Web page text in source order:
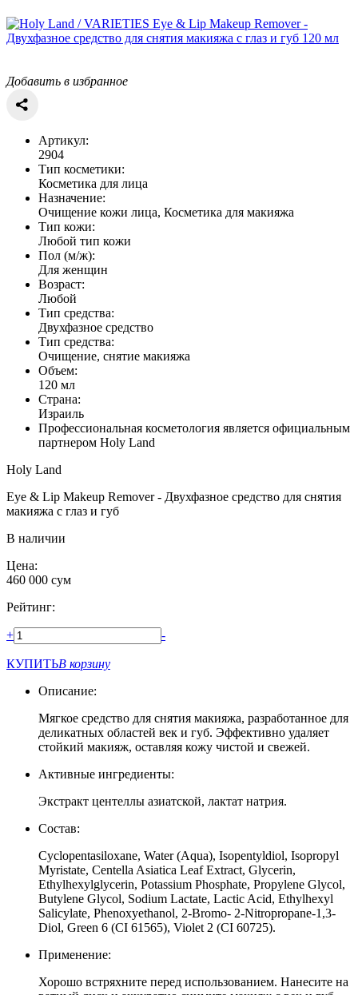
Добавить в избранное
Артикул:
2904
Тип косметики:
Косметика для лица
Назначение:
Очищение кожи лица, Косметика для макияжа
Тип кожи:
Любой тип кожи
Пол (м/ж):
Для женщин
Возраст:
Любой
Тип средства:
Двухфазное средство
Тип средства:
Очищение, снятие макияжа
Объем:
120 мл
Страна:
Израиль
Профессиональная косметология является официальным
партнером Holy Land
Holy Land
Eye & Lip Makeup Remover - Двухфазное средство для снятия
макияжа с глаз и губ
В наличии
Цена:
460 000 сум
Рейтинг:
+ -
КУПИТЬВ корзину
Описание:
Мягкое средство для снятия макияжа, разработанное для
деликатных областей век и губ. Эффективно удаляет
стойкий макияж, оставляя кожу чистой и свежей.
Активные ингредиенты:
Экстракт центеллы азиатской, лактат натрия.
Состав:
Cyclopentasiloxane, Water (Aqua), Isopentyldiol, Isopropyl
Myristate, Centella Asiatica Leaf Extract, Glycerin,
Ethylhexylglycerin, Potassium Phosphate, Propylene Glycol,
Butylene Glycol, Sodium Lactate, Lactic Acid, Ethylhexyl
Salicylate, Phenoxyethanol, 2-Bromo- 2-Nitropropane-1,3-
Diol, Green 6 (CI 61565), Violet 2 (CI 60725).
Применение:
Хорошо встряхните перед использованием. Нанесите на